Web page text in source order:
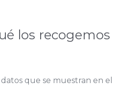
los recogemos
que se muestran en el